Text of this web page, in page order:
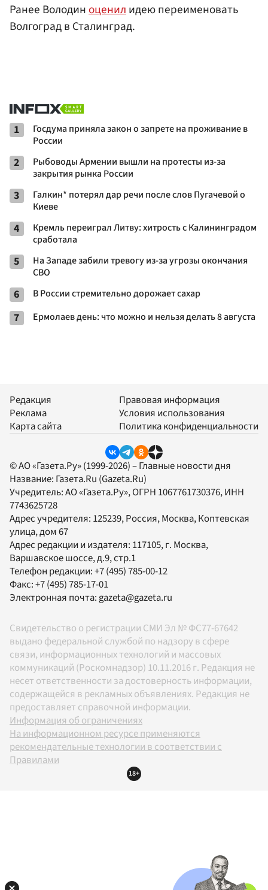
Ранее Володиноценилидею переименовать
Волгоград в Сталинград.
1
Госдума приняла закон о запрете на проживание в
России
2
Рыбоводы Армении вышли на протесты из-за
закрытия рынка России
3
Галкин* потерял дар речи после слов Пугачевой о
Киеве
4
Кремль переиграл Литву: хитрость с Калининградом
сработала
5
На Западе забили тревогу из-за угрозы окончания
СВО
6 В России стремительно дорожает сахар
7 Ермолаев день: что можно и нельзя делать 8 августа
Редакция
Реклама
Карта сайта
Правовая информация
Условия использования
Политика конфиденциальности
© АО «Газета.Ру» (1999-2026) – Главные новости дня
Название: Газета.Ru (Gazeta.Ru)
Учредитель:АО «Газета.Ру», ОГРН 1067761730376, ИНН
7743625728
Адрес учредителя: 125239, Россия, Москва, Коптевская
улица, дом 67
Адрес редакции и издателя: 117105, г. Москва,
Варшавское шоссе, д.9, стр.1
Телефон редакции:+7 (495) 785-00-12
Факс:+7 (495) 785-17-01
Электронная почта:gazeta@gazeta.ru
Свидетельство о регистрации СМИ Эл № ФС77-67642
выдано федеральной службой по надзору в сфере
связи, информационных технологий и массовых
коммуникаций (Роскомнадзор) 10.11.2016 г. Редакция не
несет ответственности за достоверность информации,
содержащейся в рекламных объявлениях. Редакция не
предоставляет справочной информации.
Информация об ограничениях
На информационном ресурсе применяются
рекомендательные технологии в соответствии с
Правилами
18+